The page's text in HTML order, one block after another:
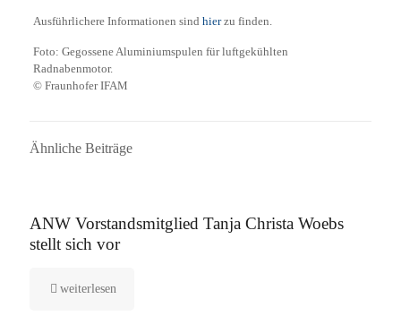
Ausführlichere Informationen sind hierzu finden.
Foto: Gegossene Aluminiumspulen für luftgekühlten
Radnabenmotor.
© Fraunhofer IFAM
Ähnliche Beiträge
ANW Vorstandsmitglied Tanja Christa Woebs
stellt sich vor
weiterlesen